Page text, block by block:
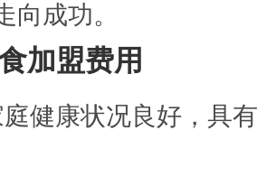
向成功。
加盟费用
健康状况良好，具